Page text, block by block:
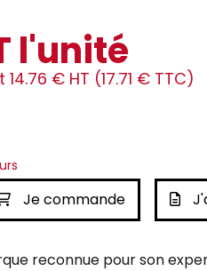
l'unité
14.76 € HT (17.71 € TTC)
Je commande
reconnue pour son